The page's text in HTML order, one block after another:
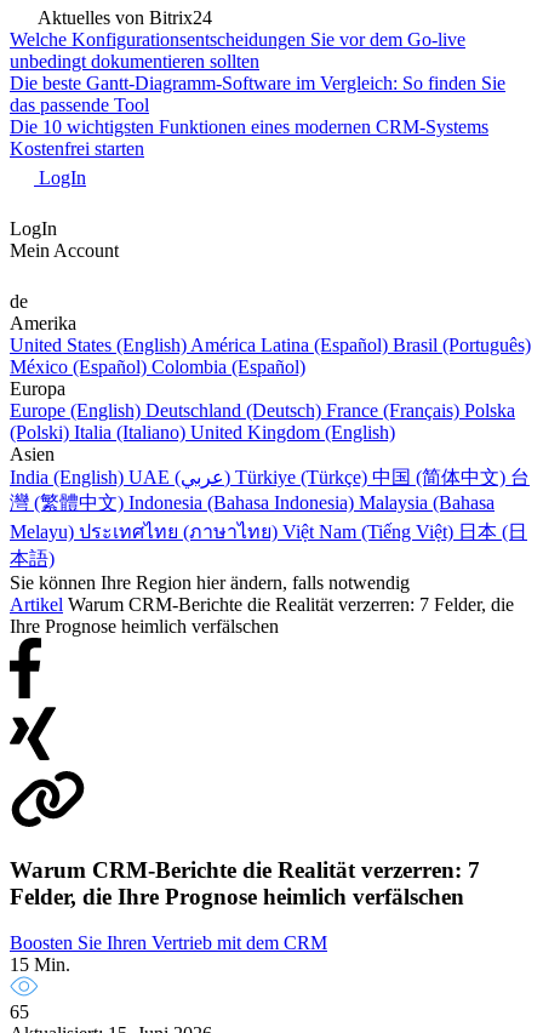
Aktuelles von Bitrix24
Welche Konfigurationsentscheidungen Sie vor dem Go-live
unbedingt dokumentieren sollten
Die beste Gantt-Diagramm-Software im Vergleich: So finden Sie
das passende Tool
Die 10 wichtigsten Funktionen eines modernen CRM-Systems
Kostenfrei starten
LogIn
LogIn
Mein Account
de
Amerika
United States (English) América Latina (Español) Brasil (Português)
México (Español) Colombia (Español)
Europa
Europe (English) Deutschland (Deutsch) France (Français) Polska
(Polski) Italia (Italiano) United Kingdom (English)
Asien
India (English)
UAE (عربي) Türkiye (Türkçe) 中国 (简体中文) 台
灣 (繁體中文) Indonesia (Bahasa Indonesia) Malaysia (Bahasa
Melayu) ประเทศไทย (ภาษาไทย) Việt Nam (Tiếng Việt) 日本 (日
本語)
Sie können Ihre Region hier ändern, falls notwendig
Artikel Warum CRM-Berichte die Realität verzerren: 7 Felder, die
Ihre Prognose heimlich verfälschen
Warum CRM-Berichte die Realität verzerren: 7
Felder, die Ihre Prognose heimlich verfälschen
Boosten Sie Ihren Vertrieb mit dem CRM
15 Min.
65